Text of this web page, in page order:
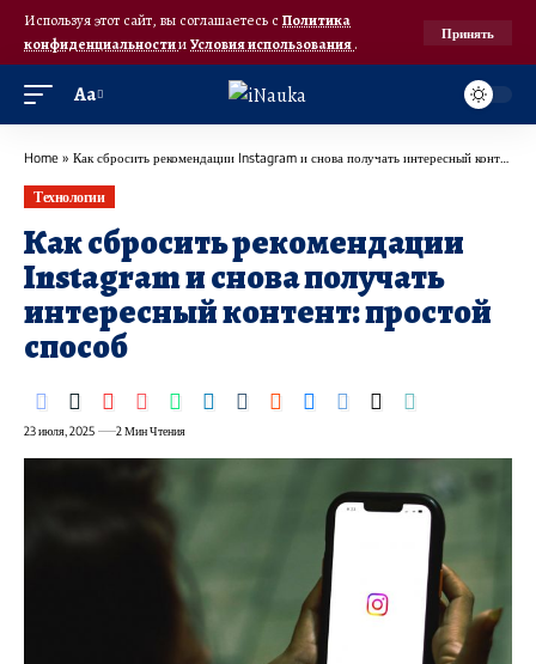
Используя этот сайт, вы соглашаетесь с Политика
конфиденциальностииУсловия использования.
Принять
Аа
Home » Как сбросить рекомендации Instagram и снова получать интересный контент: простой способ
Технологии
Как сбросить рекомендации
Instagram и снова получать
интересный контент: простой
способ
23 июля, 2025 2 Мин Чтения